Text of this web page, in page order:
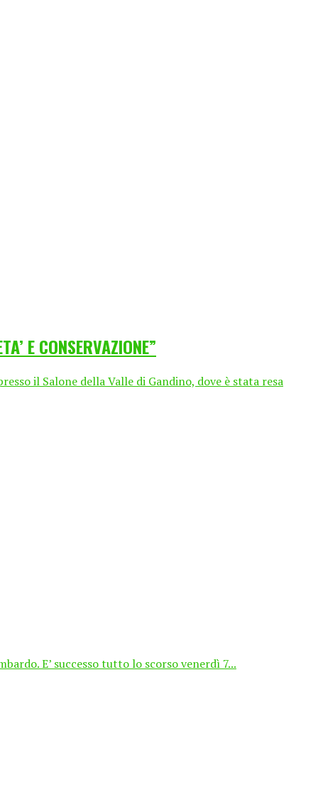
E CONSERVAZIONE”
il Salone della Valle di Gandino, dove è stata resa
E’ successo tutto lo scorso venerdì 7...